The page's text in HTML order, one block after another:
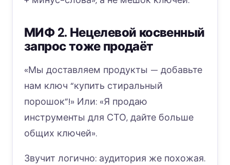
МИФ 2. Нецелевой косвенный
запрос тоже продаёт
«Мы доставляем продукты — добавьте
нам ключ “купить стиральный
порошок”!» Или: «Я продаю
инструменты для СТО, дайте больше
общих ключей».
Звучит логично: аудитория же похожая.